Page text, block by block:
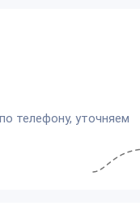
телефону, уточняем